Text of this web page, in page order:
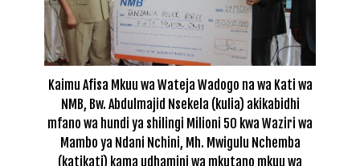
Kaimu Afisa Mkuu wa Wateja Wadogo na wa Kati wa
NMB, Bw. Abdulmajid Nsekela (kulia) akikabidhi
mfano wa hundi ya shilingi Milioni 50 kwa Waziri wa
Mambo ya Ndani Nchini, Mh. Mwigulu Nchemba
(katikati) kama udhamini wa mkutano mkuu wa